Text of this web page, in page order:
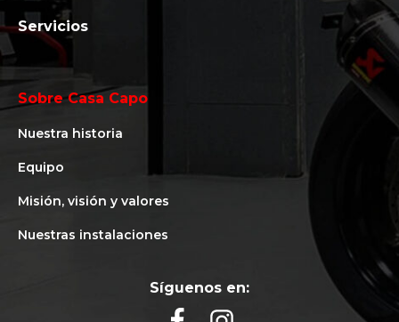
Servicios
Sobre Casa Capo
Nuestra historia
Equipo
Misión, visión y valores
Nuestras instalaciones
Síguenos en: